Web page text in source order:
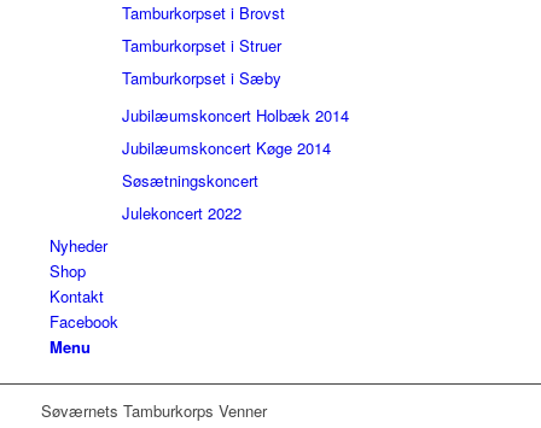
Tamburkorpset i Brovst
Tamburkorpset i Struer
Tamburkorpset i Sæby
Jubilæumskoncert Holbæk 2014
Jubilæumskoncert Køge 2014
Søsætningskoncert
Julekoncert 2022
Nyheder
Shop
Kontakt
Facebook
Menu
Søværnets Tamburkorps Venner